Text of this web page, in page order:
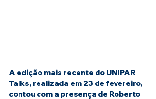
A edição mais recente do UNIPAR
Talks, realizada em 23 de fevereiro,
contou com a presença de Roberto